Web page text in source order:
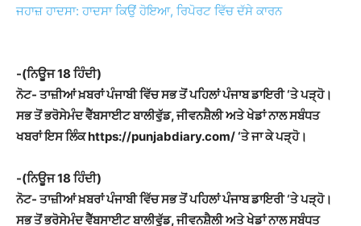
ਜਹਾਜ਼ ਹਾਦਸਾ: ਹਾਦਸਾ ਕਿਉਂ ਹੋਇਆ, ਰਿਪੋਰਟ ਵਿੱਚ ਦੱਸੇ ਕਾਰਨ
-(ਨਿਊਜ 18 ਹਿੰਦੀ)
ਨੋਟ- ਤਾਜ਼ੀਆਂ ਖ਼ਬਰਾਂ ਪੰਜਾਬੀ ਵਿੱਚ ਸਭ ਤੋਂ ਪਹਿਲਾਂ ਪੰਜਾਬ ਡਾਇਰੀ ‘ਤੇ ਪੜ੍ਹੋ।
ਸਭ ਤੋਂ ਭਰੋਸੇਮੰਦ ਵੈੱਬਸਾਈਟ ਬਾਲੀਵੁੱਡ, ਜੀਵਨਸ਼ੈਲੀ ਅਤੇ ਖੇਡਾਂ ਨਾਲ ਸਬੰਧਤ
ਖਬਰਾਂ ਇਸ ਲਿੰਕ https://punjabdiary.com/ ‘ਤੇ ਜਾ ਕੇ ਪੜ੍ਹੋ।
-(ਨਿਊਜ 18 ਹਿੰਦੀ)
ਨੋਟ- ਤਾਜ਼ੀਆਂ ਖ਼ਬਰਾਂ ਪੰਜਾਬੀ ਵਿੱਚ ਸਭ ਤੋਂ ਪਹਿਲਾਂ ਪੰਜਾਬ ਡਾਇਰੀ ‘ਤੇ ਪੜ੍ਹੋ।
ਸਭ ਤੋਂ ਭਰੋਸੇਮੰਦ ਵੈੱਬਸਾਈਟ ਬਾਲੀਵੁੱਡ, ਜੀਵਨਸ਼ੈਲੀ ਅਤੇ ਖੇਡਾਂ ਨਾਲ ਸਬੰਧਤ